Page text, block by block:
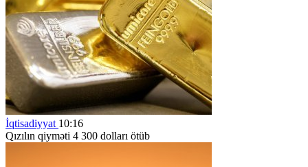
İqtisadiyyat 10:16
Qızılın qiyməti 4 300 dolları ötüb